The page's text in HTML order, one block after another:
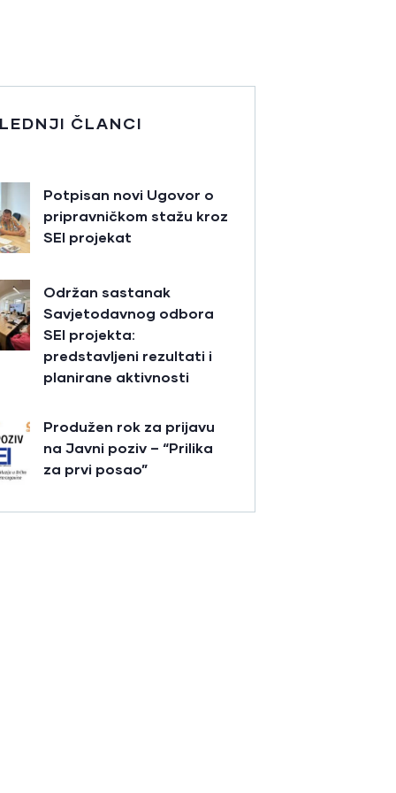
ČLANCI
Potpisan novi Ugovor o
pripravničkom stažu kroz
SEI projekat
Održan sastanak
Savjetodavnog odbora
SEI projekta:
predstavljeni rezultati i
planirane aktivnosti
Produžen rok za prijavu
na Javni poziv – “Prilika
za prvi posao”